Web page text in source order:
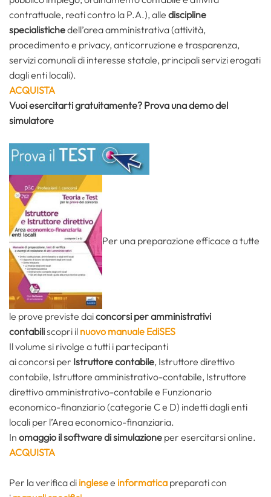
contrattuale, reati contro la P.A.), alle discipline
specialistichedell’area amministrativa (attività,
procedimento e privacy, anticorruzione e trasparenza,
servizi comunali di interesse statale, principali servizi erogati
dagli enti locali).
ACQUISTA
Vuoi esercitarti gratuitamente? Prova una demo del
simulatore
Per una preparazione efficace a tutte
le prove previste daiconcorsi peramministrativi
contabiliscopri il nuovo manuale EdiSES
Il volume si rivolge a tutti i partecipanti
ai concorsi per Istruttore contabile, Istruttore direttivo
contabile, Istruttore amministrativo-contabile, Istruttore
direttivo amministrativo-contabile e Funzionario
economico-finanziario (categorie C e D) indetti dagli enti
locali per l’Area economico-finanziaria.
In omaggio il software di simulazione per esercitarsi online.
ACQUISTA
Per la verifica di inglesee informatica preparati con